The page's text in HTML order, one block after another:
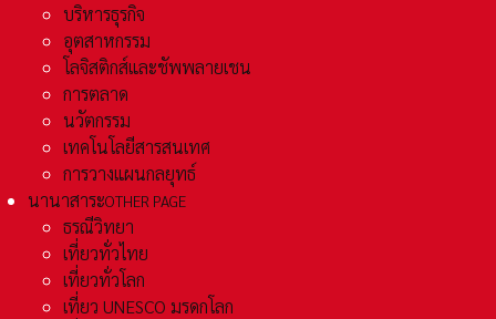
บริหารธุรกิจ
อุตสาหกรรม
โลจิสติกส์และชัพพลายเชน
การตลาด
นวัตกรรม
เทคโนโลยีสารสนเทศ
การวางแผนกลยุทธ์
นานาสาระOTHER PAGE
ธรณีวิทยา
เที่ยวทั่วไทย
เที่ยวทั่วโลก
เที่ยว UNESCO มรดกโลก